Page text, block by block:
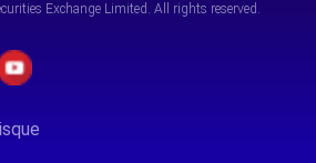
Exchange Limited. All rights reserved.